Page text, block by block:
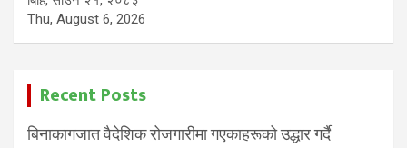
Thu, August 6, 2026
Recent Posts
बिनाकागजात वैदेशिक रोजगारीमा गएकाहरूको उद्धार गर्दै